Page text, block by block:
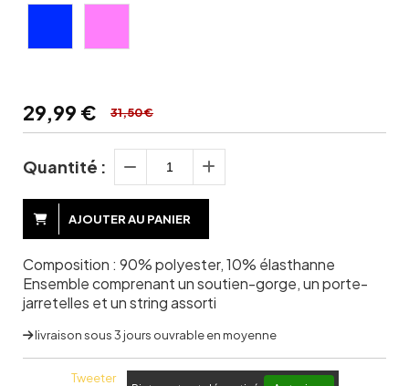
29,99 € 31,50 €
Quantité :
AJOUTER AU PANIER
Composition : 90% polyester, 10% élasthanne
Ensemble comprenant un soutien-gorge, un porte-
jarretelles et un string assorti
livraison sous 3 jours ouvrable en moyenne
Tweeter